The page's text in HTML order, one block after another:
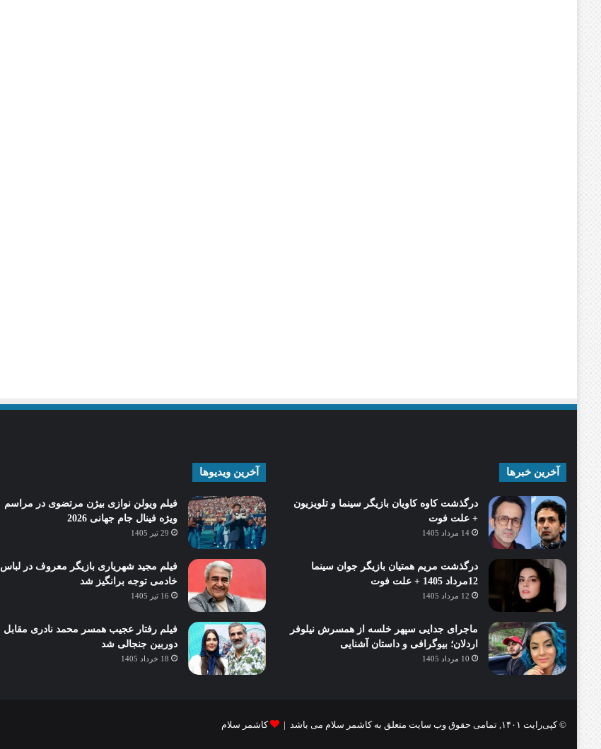
آخرین خبرها
درگذشت کاوه کاویان بازیگر سینما و تلویزیون
+ علت فوت
14 مرداد 1405
درگذشت مریم همتیان بازیگر جوان سینما
12مرداد 1405 + علت فوت
12 مرداد 1405
ماجرای جدایی سپهر خلسه از همسرش نیلوفر
اردلان؛ بیوگرافی و داستان آشنایی
10 مرداد 1405
آخرین ویدیوها
فیلم ویولن نوازی بیژن مرتضوی در مراسم
ویژه فینال جام جهانی 2026
29 تیر 1405
فیلم مجید شهریاری بازیگر معروف در لباس
خادمی توجه برانگیز شد
16 تیر 1405
فیلم رفتار عجیب همسر محمد نادری مقابل
دوربین جنجالی شد
18 خرداد 1405
© کپی‌رایت ۱۴۰۱, تمامی حقوق وب سایت متعلق به کاشمر سلام می باشد | کاشمر سلام